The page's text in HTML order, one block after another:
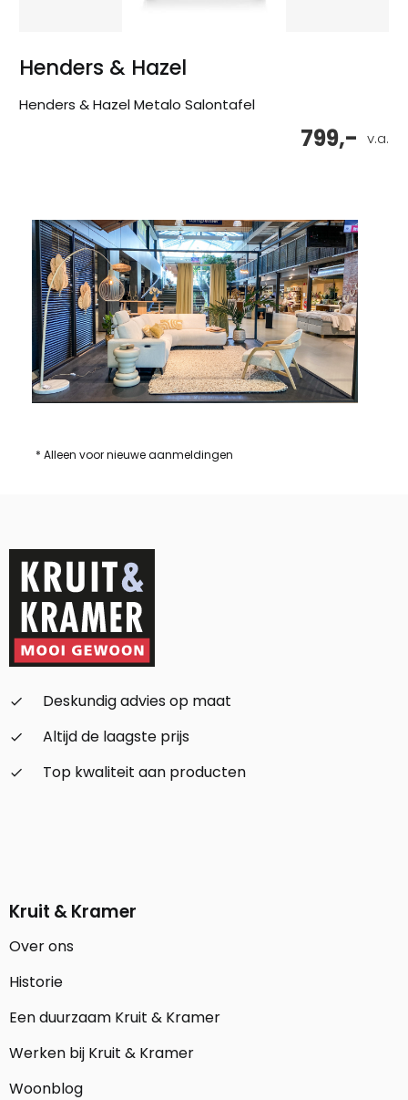
Henders & Hazel
Henders & Hazel Metalo Salontafel
v.a.
799,-
* Alleen voor nieuwe aanmeldingen
check_small
Deskundig advies op maat
check_small
Altijd de laagste prijs
check_small
Top kwaliteit aan producten
Kruit & Kramer
Over ons
Historie
Een duurzaam Kruit & Kramer
Werken bij Kruit & Kramer
Woonblog